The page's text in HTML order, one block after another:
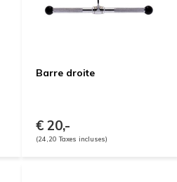
Barre droite
€ 20,-
(24,20 Taxes incluses)